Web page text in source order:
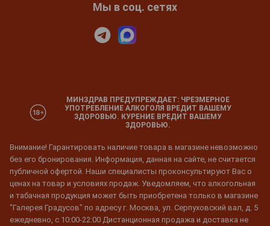
Мы в соц. сетях
МИНЗДРАВ ПРЕДУПРЕЖДАЕТ: ЧРЕЗМЕРНОЕ
УПОТРЕБЛЕНИЕ АЛКОГОЛЯ ВРЕДИТ ВАШЕМУ
ЗДОРОВЬЮ. КУРЕНИЕ ВРЕДИТ ВАШЕМУ
ЗДОРОВЬЮ.
Внимание! Гарантировать наличие товара в магазине невозможно
без его бронирования. Информация, данная на сайте, не считается
публичной офертой. Наши специалисты проконсультируют Вас о
ценах на товар и условиях продаж. Уведомляем, что алкогольная
и табачная продукция может быть приобретена только в магазине
"Галерея Градусов" по адресу г. Москва, ул. Серпуховский вал, д. 5
ежедневно, с 10:00-22:00 Дистанционная продажа и доставка не